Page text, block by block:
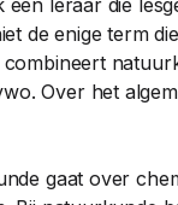
leraar die
de enige term
Over het
gaat over